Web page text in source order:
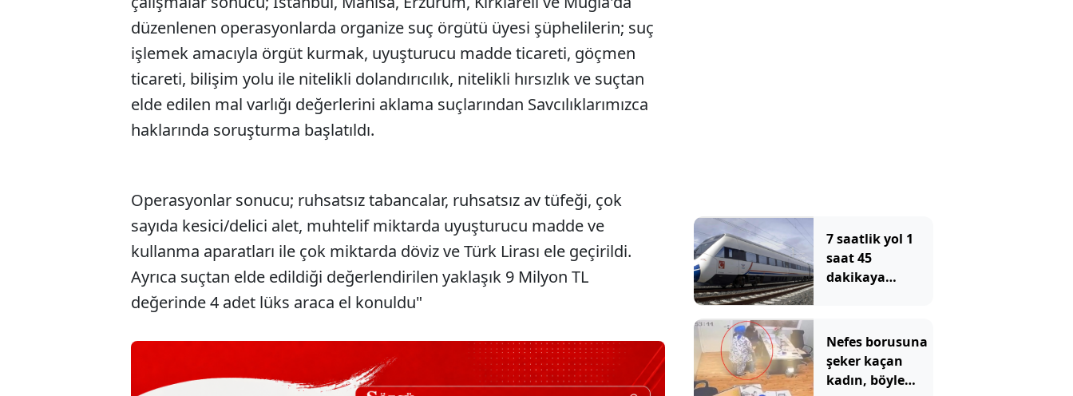
düzenlenen operasyonlarda organize suç örgütü üyesi şüphelilerin; suç
işlemek amacıyla örgüt kurmak, uyuşturucu madde ticareti, göçmen
ticareti, bilişim yolu ile nitelikli dolandırıcılık, nitelikli hırsızlık ve suçtan
elde edilen mal varlığı değerlerini aklama suçlarından Savcılıklarımızca
haklarında soruşturma başlatıldı.
Operasyonlar sonucu; ruhsatsız tabancalar, ruhsatsız av tüfeği, çok
sayıda kesici/delici alet, muhtelif miktarda uyuşturucu madde ve
kullanma aparatları ile çok miktarda döviz ve Türk Lirası ele geçirildi.
Ayrıca suçtan elde edildiği değerlendirilen yaklaşık 9 Milyon TL
değerinde 4 adet lüks araca el konuldu"
7 saatlik yol 1
saat 45
dakikaya
Nefes borusuna
şeker kaçan
kadın, böyle